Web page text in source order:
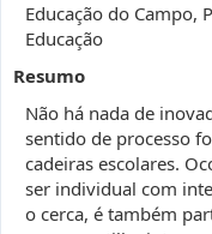
Educação do Campo,
Educação
Resumo
Não há nada de
sentido de processo
cadeiras escolares.
ser individual com
o cerca, é também